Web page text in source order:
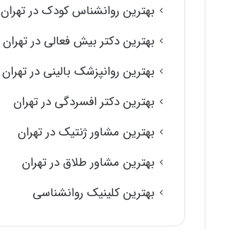
بهترین روانشناس کودک در تهران
بهترین دکتر بیش فعالی در تهران
بهترین روانپزشک بالینی در تهران
بهترین دکتر افسردگی در تهران
بهترین مشاور ژنتیک در تهران
بهترین مشاور طلاق در تهران
بهترین کلینیک روانشناسی